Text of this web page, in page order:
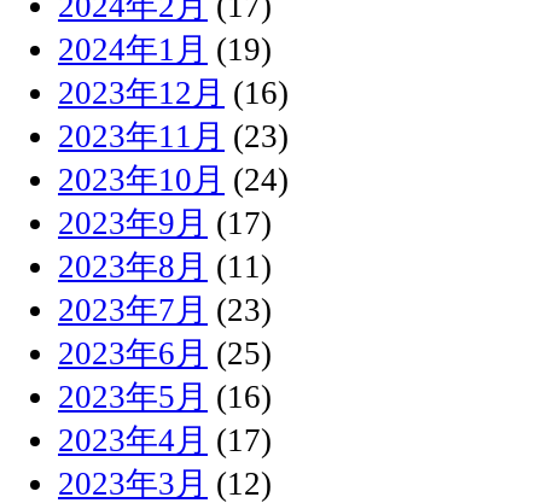
2024年1月 (19)
2023年12月 (16)
2023年11月 (23)
2023年10月 (24)
2023年9月 (17)
2023年8月 (11)
2023年7月 (23)
2023年6月 (25)
2023年5月 (16)
2023年4月 (17)
2023年3月 (12)